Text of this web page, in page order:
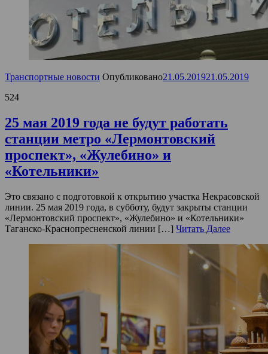
Транспортные новости Опубликовано21.05.201921.05.2019
524
25 мая 2019 года не будут работать
станции метро «Лермонтовский
проспект», «Жулебино» и
«Котельники»
Это связано с подготовкой к открытию участка Некрасовской
линии. 25 мая 2019 года, в субботу, будут закрыты станции
«Лермонтовский проспект», «Жулебино» и «Котельники»
Таганско-Краснопресненской линии […] Читать Далее